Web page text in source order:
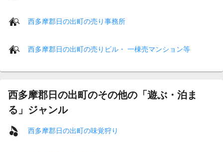
西多摩郡日の出町の売り事務所
西多摩郡日の出町の売りビル・ 一棟売マンション等
西多摩郡日の出町のその他の「遊ぶ・泊ま
る」ジャンル
西多摩郡日の出町の味覚狩り